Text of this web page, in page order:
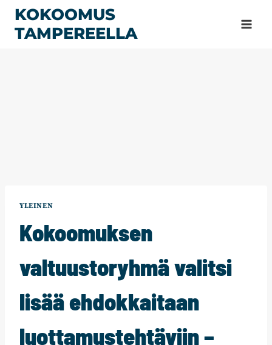
Siirry
sisältöön
KOKOOMUS
TAMPEREELLA
YLEINEN
Kokoomuksen
valtuustoryhmä valitsi
lisää ehdokkaitaan
luottamustehtäviin –